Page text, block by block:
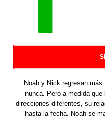
Noah y Nick regresan
nunca. Pero a medida
direcciones diferentes, su
hasta la fecha. Noah se